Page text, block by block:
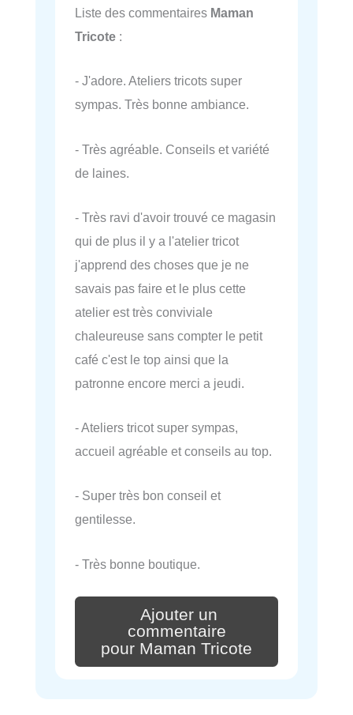
Liste des commentaires Maman
Tricote :
- J'adore. Ateliers tricots super
sympas. Très bonne ambiance.
- Très agréable. Conseils et variété
de laines.
- Très ravi d'avoir trouvé ce magasin
qui de plus il y a l'atelier tricot
j'apprend des choses que je ne
savais pas faire et le plus cette
atelier est très conviviale
chaleureuse sans compter le petit
café c'est le top ainsi que la
patronne encore merci a jeudi.
- Ateliers tricot super sympas,
accueil agréable et conseils au top.
- Super très bon conseil et
gentilesse.
- Très bonne boutique.
Ajouter un
commentaire
pour Maman Tricote